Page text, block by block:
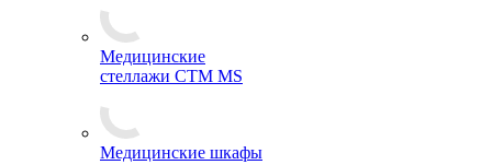
Медицинские
стеллажи CTM MS
Медицинские шкафы